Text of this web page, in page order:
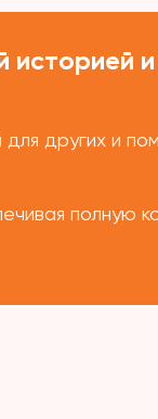
других и
полную